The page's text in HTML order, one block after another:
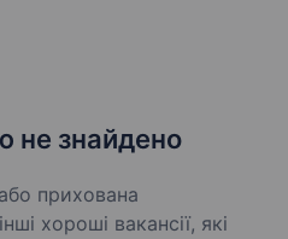
не знайдено
прихована
хороші вакансії, які